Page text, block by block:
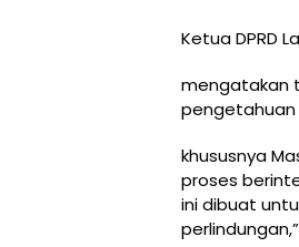
Ketua DPRD
mengatakan
khususnya
proses
ini dibuat